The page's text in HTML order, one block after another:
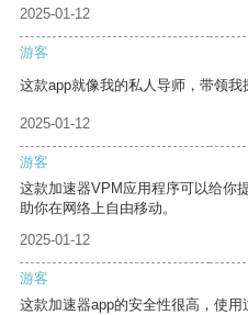
2025-01-12
游客
这款app就像我的私人导师，带领我
2025-01-12
游客
这款加速器VPM应用程序可以给你
助你在网络上自由移动。
2025-01-12
游客
这款加速器app的安全性很高，使